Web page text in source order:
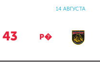
14 АВГУСТА
43 Р�